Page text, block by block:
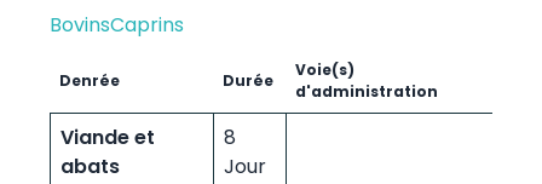
BovinsCaprins
Denrée Durée
Voie(s)
d'administration
Viande et
abats
8
Jour